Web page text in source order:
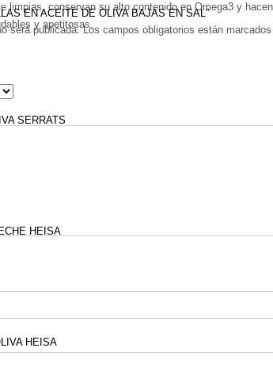
limpias, conservan su alto contenido en Omega3 y
y apetitosas.
EN ACEITE DE OLIVA BAJAS EN SAL”
será publicada. Los campos obligatorios están
SERRATS
HEISA
HEISA